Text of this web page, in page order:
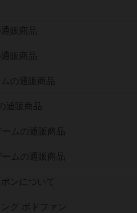
販商品
販商品
の通販商品
通販商品
ムの通販商品
ムの通販商品
ンについて
グ ボドファン